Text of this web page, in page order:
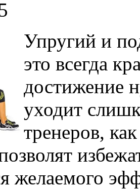
Упругий и
это всегда
достижение
уходит
тренеров,
желаемого